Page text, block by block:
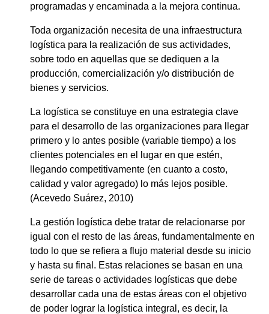
programadas y encaminada a la mejora continua.
Toda organización necesita de una infraestructura
logística para la realización de sus actividades,
sobre todo en aquellas que se dediquen a la
producción, comercialización y/o distribución de
bienes y servicios.
La logística se constituye en una estrategia clave
para el desarrollo de las organizaciones para llegar
primero y lo antes posible (variable tiempo) a los
clientes potenciales en el lugar en que estén,
llegando competitivamente (en cuanto a costo,
calidad y valor agregado) lo más lejos posible.
(Acevedo Suárez, 2010)
La gestión logística debe tratar de relacionarse por
igual con el resto de las áreas, fundamentalmente en
todo lo que se refiera a flujo material desde su inicio
y hasta su final. Estas relaciones se basan en una
serie de tareas o actividades logísticas que debe
desarrollar cada una de estas áreas con el objetivo
de poder lograr la logística integral, es decir, la